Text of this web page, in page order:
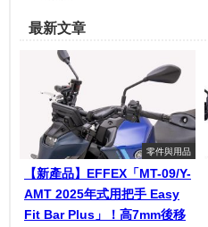
最新文章
零件與用品
【新產品】EFFEX「MT-09/Y-
AMT 2025年式用把手 Easy
Fit Bar Plus」！高7mm後移